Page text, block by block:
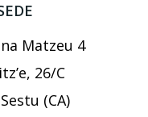
Matzeu 4
26/C
(CA)